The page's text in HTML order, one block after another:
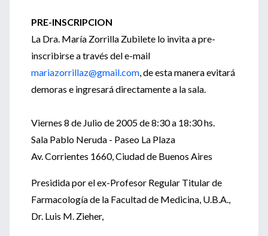
PRE-INSCRIPCION
La Dra. María Zorrilla Zubilete lo invita a pre-
inscribirse a través del e-mail
mariazorrillaz@gmail.com, de esta manera evitará
demoras e ingresará directamente a la sala.
Viernes 8 de Julio de 2005 de 8:30 a 18:30 hs.
Sala Pablo Neruda - Paseo La Plaza
Av. Corrientes 1660, Ciudad de Buenos Aires
Presidida por el ex-Profesor Regular Titular de
Farmacología de la Facultad de Medicina, U.B.A.,
Dr. Luis M. Zieher,